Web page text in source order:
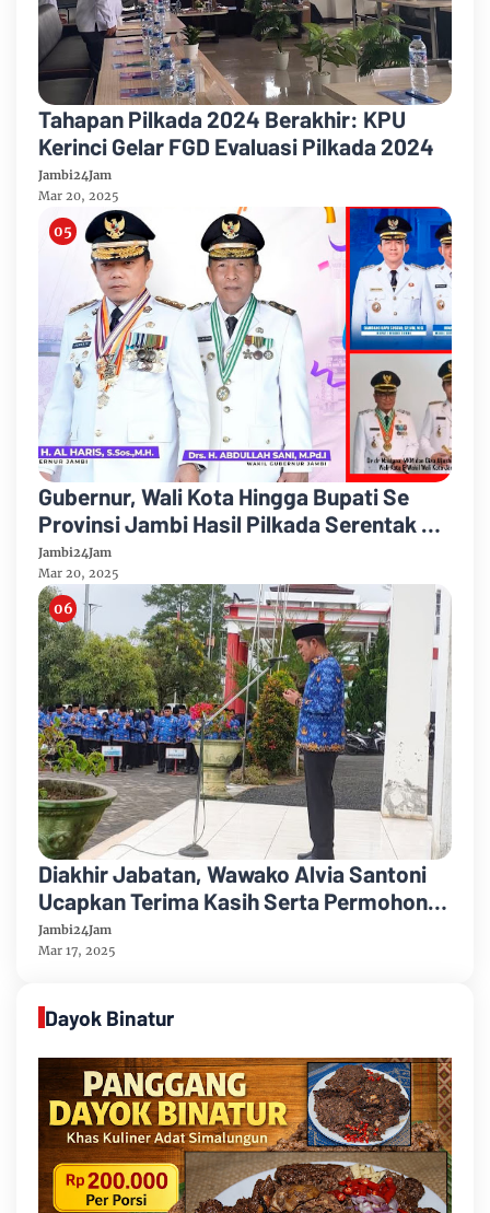
Tahapan Pilkada 2024 Berakhir: KPU
Kerinci Gelar FGD Evaluasi Pilkada 2024
Jambi24Jam
Mar 20, 2025
Gubernur, Wali Kota Hingga Bupati Se
Provinsi Jambi Hasil Pilkada Serentak 27
November 2024 Dilantik Presiden
Prabowo
Jambi24Jam
Mar 20, 2025
Diakhir Jabatan, Wawako Alvia Santoni
Ucapkan Terima Kasih Serta Permohonan
Maaf
Jambi24Jam
Mar 17, 2025
Dayok Binatur